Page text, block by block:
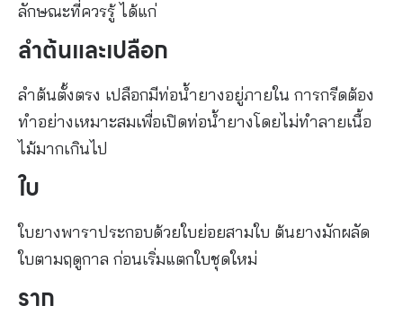
ลักษณะที่ควรรู้ ได้แก่
ลำต้นและเปลือก
ลำต้นตั้งตรง เปลือกมีท่อน้ำยางอยู่ภายใน การกรีดต้อง
ทำอย่างเหมาะสมเพื่อเปิดท่อน้ำยางโดยไม่ทำลายเนื้อ
ไม้มากเกินไป
ใบ
ใบยางพาราประกอบด้วยใบย่อยสามใบ ต้นยางมักผลัด
ใบตามฤดูกาล ก่อนเริ่มแตกใบชุดใหม่
ราก